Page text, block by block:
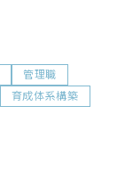
管理職
育成体系構築